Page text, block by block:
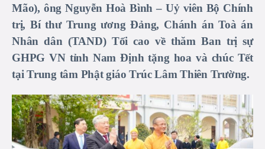
Mão), ông Nguyễn Hoà Bình – Uỷ viên Bộ Chính
trị, Bí thư Trung ương Đảng, Chánh án Toà án
Nhân dân (TAND) Tối cao về thăm Ban trị sự
GHPG VN tỉnh Nam Định tặng hoa và chúc Tết
tại Trung tâm Phật giáo Trúc Lâm Thiên Trường.